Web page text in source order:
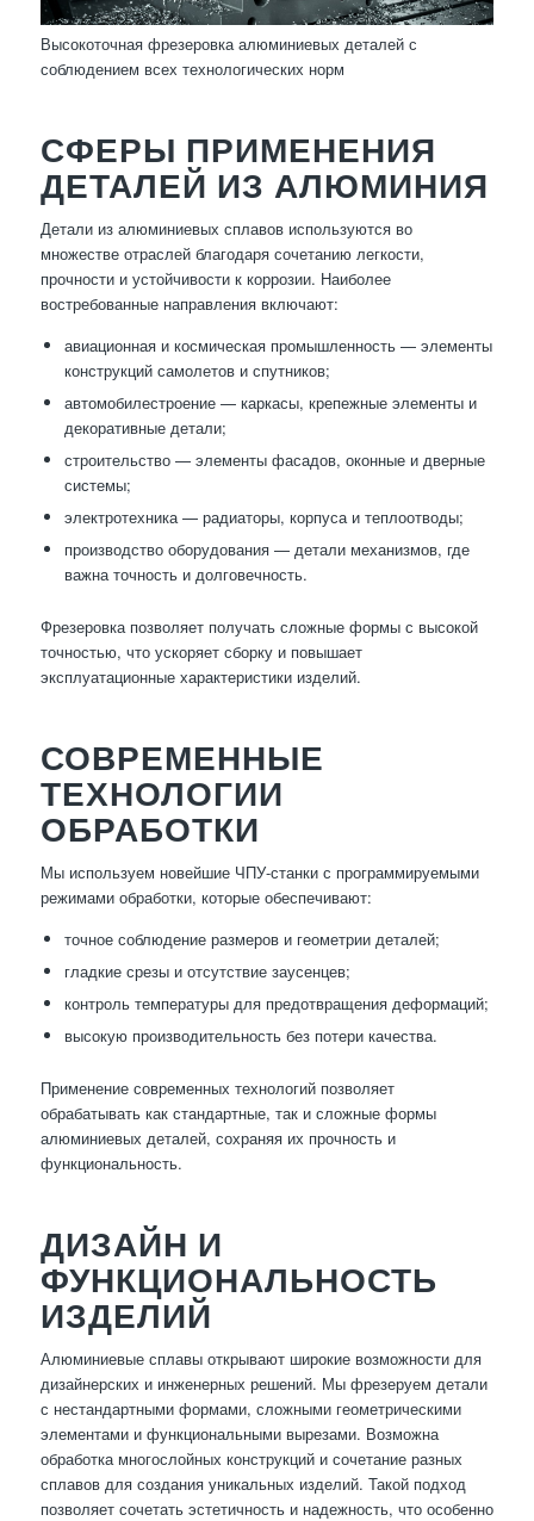
Высокоточная фрезеровка алюминиевых деталей с
соблюдением всех технологических норм
СФЕРЫ ПРИМЕНЕНИЯ
ДЕТАЛЕЙ ИЗ АЛЮМИНИЯ
Детали из алюминиевых сплавов используются во
множестве отраслей благодаря сочетанию легкости,
прочности и устойчивости к коррозии. Наиболее
востребованные направления включают:
авиационная и космическая промышленность — элементы
конструкций самолетов и спутников;
автомобилестроение — каркасы, крепежные элементы и
декоративные детали;
строительство — элементы фасадов, оконные и дверные
системы;
электротехника — радиаторы, корпуса и теплоотводы;
производство оборудования — детали механизмов, где
важна точность и долговечность.
Фрезеровка позволяет получать сложные формы с высокой
точностью, что ускоряет сборку и повышает
эксплуатационные характеристики изделий.
СОВРЕМЕННЫЕ
ТЕХНОЛОГИИ
ОБРАБОТКИ
Мы используем новейшие ЧПУ-станки с программируемыми
режимами обработки, которые обеспечивают:
точное соблюдение размеров и геометрии деталей;
гладкие срезы и отсутствие заусенцев;
контроль температуры для предотвращения деформаций;
высокую производительность без потери качества.
Применение современных технологий позволяет
обрабатывать как стандартные, так и сложные формы
алюминиевых деталей, сохраняя их прочность и
функциональность.
ДИЗАЙН И
ФУНКЦИОНАЛЬНОСТЬ
ИЗДЕЛИЙ
Алюминиевые сплавы открывают широкие возможности для
дизайнерских и инженерных решений. Мы фрезеруем детали
с нестандартными формами, сложными геометрическими
элементами и функциональными вырезами. Возможна
обработка многослойных конструкций и сочетание разных
сплавов для создания уникальных изделий. Такой подход
позволяет сочетать эстетичность и надежность, что особенно